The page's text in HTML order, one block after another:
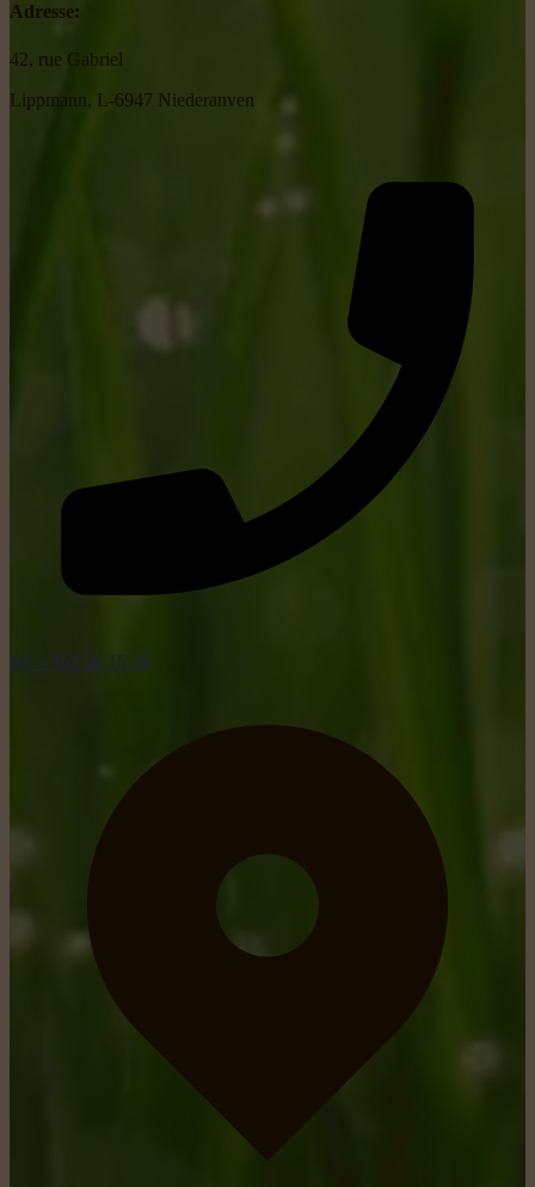
Adresse:
42, rue Gabriel
Lippmann, L-6947 Niederanven
tel: +352 26 15 26